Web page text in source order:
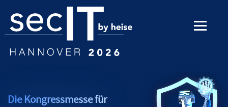
Die Kongressmesse für